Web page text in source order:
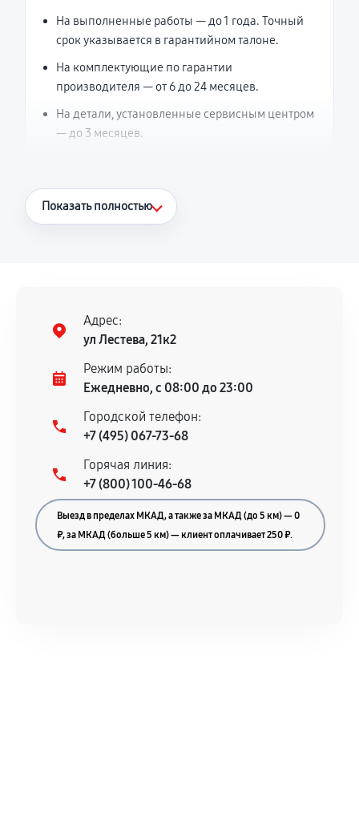
На выполненные работы — до 1 года. Точный
срок указывается в гарантийном талоне.
На комплектующие по гарантии
производителя — от 6 до 24 месяцев.
На детали, установленные сервисным центром
— до 3 месяцев.
Что считается гарантийным случаем
нормальной эксплуатации в течение
гарантийного срока.
Несоответствие комплектующей заявленным
техническим характеристикам.
Документы для подтверждения
гарантии
Гарантийный талон.
Акт выполненных работ с датой, перечнем
услуг и сроком гарантии.
Показать полностью
Адрес:
ул Лестева, 21к2
Режим работы:
Ежедневно, с 08:00 до 23:00
Городской телефон:
+7 (495) 067-73-68
Горячая линия:
+7 (800) 100-46-68
Выезд в пределах МКАД, а также за МКАД (до 5 км) — 0
₽, за МКАД (больше 5 км) — клиент оплачивает 250 ₽.